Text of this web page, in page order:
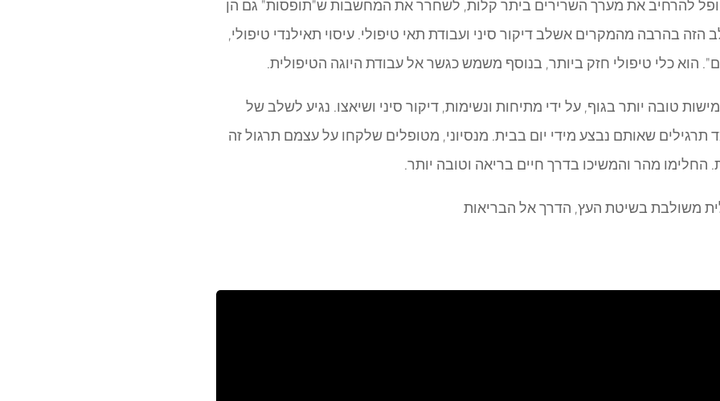
להרחיב את מערך השרירים ביתר קלות, לשחרר את המחשבות ש"תופסות" גם הן
בהרבה מהמקרים אשלב דיקור סיני ועבודת תאי טיפולי. עיסוי תאילנדי טיפולי,
הוא כלי טיפולי חזק ביותר, בנוסף משמש כגשר אל עבודת היוגה הטיפולית.
טובה יותר בגוף, על ידי מתיחות ונשימות, דיקור סיני ושיאצו. נגיע לשלב של
תרגילים שאותם נבצע מידי יום בבית. מנסיוני, מטופלים שלקחו על עצמם תרגול זה
החלימו מהר והמשיכו בדרך חיים בריאה וטובה יותר.
משולבת בשיטת העץ, הדרך אל הבריאות